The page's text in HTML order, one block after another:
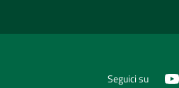
Seguici su